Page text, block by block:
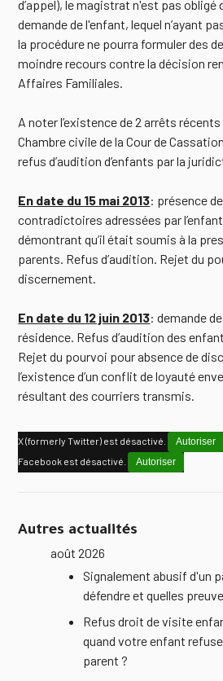
d’appel), le magistrat n'est pas obligé
demande de l'enfant, lequel n’ayant
la procédure ne pourra formuler des
moindre recours contre la décision
Affaires Familiales.
A noter l’existence de 2 arrêts récents
Chambre civile de la Cour de
refus d’audition d’enfants par la
En date du 15 mai 2013: présence
contradictoires adressées par
démontrant qu’il était soumis à la
parents. Refus d’audition. Rejet du
discernement.
En date du 12 juin 2013: demande
résidence. Refus d’audition des
Rejet du pourvoi pour absence de
l’existence d’un conflit de loyauté
résultant des courriers transmis.
X (formerly Twitter) est désactivé.
Autoriser
Facebook est désactivé.
Autoriser
Autres actualités
août 2026
Signalement abusif d'un
défendre et quelles
Refus droit de visite
quand votre enfant
parent ?